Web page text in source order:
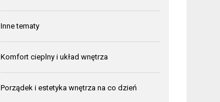
Inne tematy
Komfort cieplny i układ wnętrza
Porządek i estetyka wnętrza na co dzień